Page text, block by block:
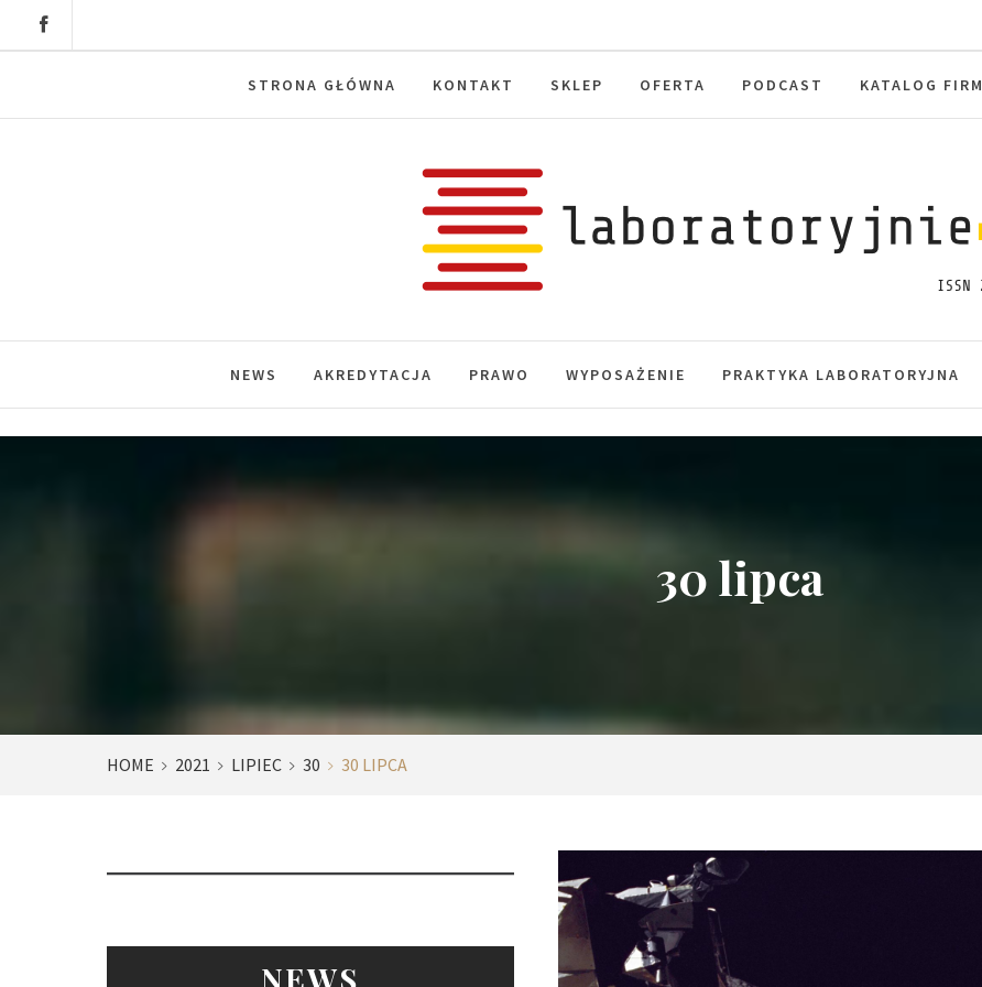
STRONA GŁÓWNA KONTAKT SKLEP OFERTA PODCAST KATALOG FIRM
Laboratoryjnie.pl
NEWS AKREDYTACJA PRAWO WYPOSAŻENIE PRAKTYKA LABORATORYJNA
30 lipca
HOME 2021 LIPIEC 30 30 LIPCA